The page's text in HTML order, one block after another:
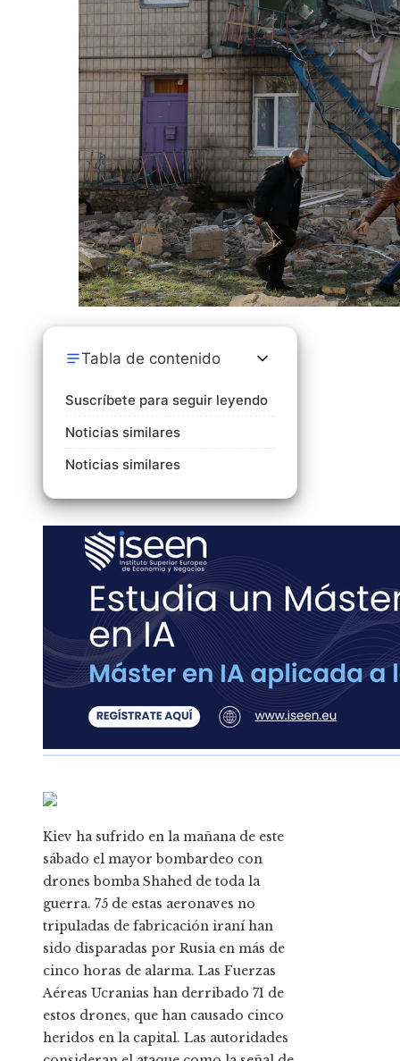
Tabla de contenido
Suscríbete para seguir leyendo
Noticias similares
Noticias similares
Kiev ha sufrido en la mañana de este
sábado el mayor bombardeo con
drones bomba Shahed de toda la
guerra. 75 de estas aeronaves no
tripuladas de fabricación iraní han
sido disparadas por Rusia en más de
cinco horas de alarma. Las Fuerzas
Aéreas Ucranias han derribado 71 de
estos drones, que han causado cinco
heridos en la capital. Las autoridades